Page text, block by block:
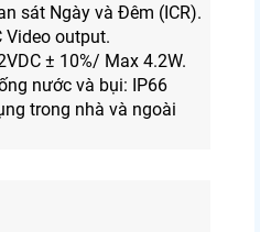
sát Ngày và Đêm (ICR).
Video output.
± 10%/ Max 4.2W.
nước và bụi: IP66
trong nhà và ngoài